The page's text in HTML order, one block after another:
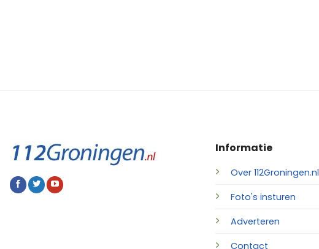
Informatie
Over 112Groningen.nl
Foto's insturen
Adverteren
Contact